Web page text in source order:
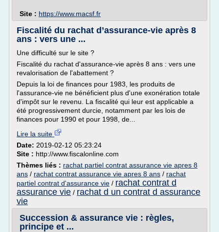
Site : https://www.macsf.fr
Fiscalité du rachat d’assurance-vie après 8
ans : vers une ...
Une difficulté sur le site ?
Fiscalité du rachat d'assurance-vie après 8 ans : vers une
revalorisation de l'abattement ?
Depuis la loi de finances pour 1983, les produits de
l'assurance-vie ne bénéficient plus d'une exonération totale
d'impôt sur le revenu. La fiscalité qui leur est applicable a
été progressivement durcie, notamment par les lois de
finances pour 1990 et pour 1998, de...
Lire la suite
Date: 2019-02-12 05:23:24
Site : http://www.fiscalonline.com
Thèmes liés : rachat partiel contrat assurance vie apres 8
ans / rachat contrat assurance vie apres 8 ans / rachat
partiel contrat d'assurance vie / rachat contrat d
assurance vie / rachat d un contrat d assurance
vie
Succession & assurance vie : règles,
principe et ...